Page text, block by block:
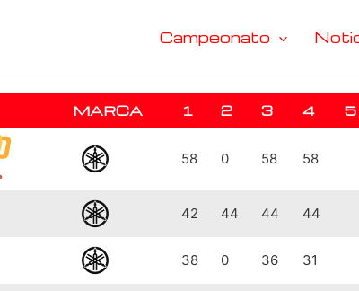
Campeonato
MARCA 1 2 3 4 5
58 0 58 58
42 44 44 44
38 0 36 31